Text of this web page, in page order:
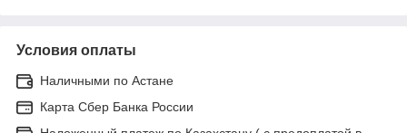
Условия оплаты
Наличными по Астане
Карта Сбер Банка России